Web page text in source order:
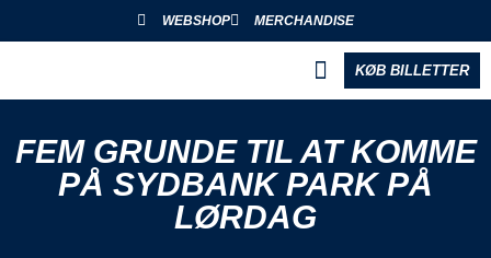
WEBSHOP MERCHANDISE
KØB BILLETTER
FEM GRUNDE TIL AT KOMME
PÅ SYDBANK PARK PÅ
LØRDAG